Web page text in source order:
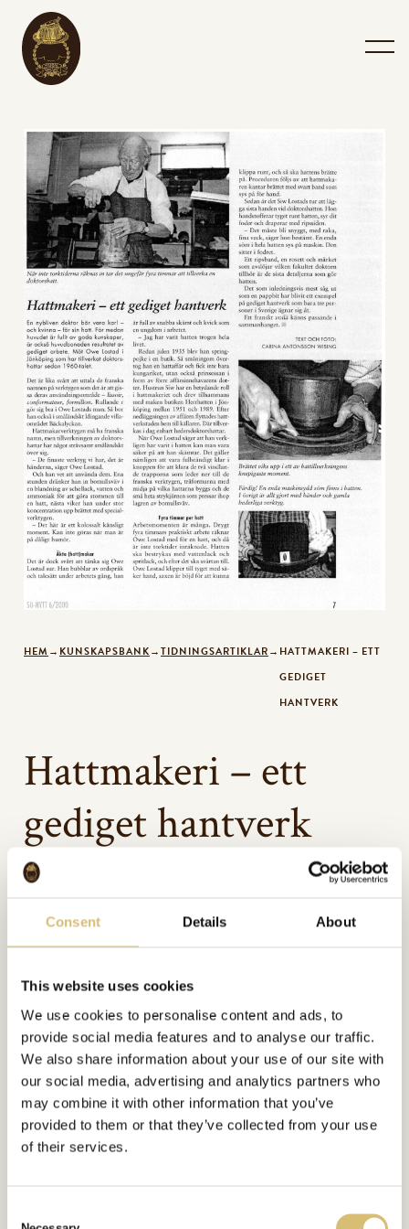
Consent Details About
This website uses cookies
We use cookies to personalise content and ads, to
provide social media features and to analyse our traffic.
We also share information about your use of our site with
our social media, advertising and analytics partners who
may combine it with other information that you’ve
provided to them or that they’ve collected from your use
of their services.
HEM → KUNSKAPSBANK→TIDNINGSARTIKLAR→ HATTMAKERI – ETT
GEDIGET
HANTVERK
Hattmakeri – ett
gediget hantverk
SU-NYTT 6/2000
Bildgalleri
Inkluderat i:
Url: https://sverigeshattmakareforening.se/kunskapsbank/hattmakeri-ett-gediget-
hantverk/
GÅ TILLBAKA